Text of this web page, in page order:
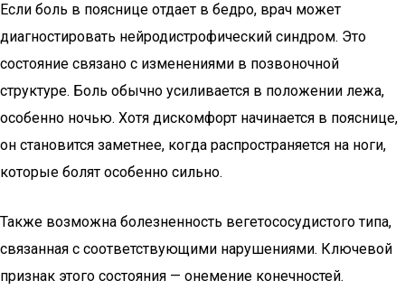
Если боль в пояснице отдает в бедро, врач может
диагностировать нейродистрофический синдром. Это
состояние связано с изменениями в позвоночной
структуре. Боль обычно усиливается в положении лежа,
особенно ночью. Хотя дискомфорт начинается в пояснице,
он становится заметнее, когда распространяется на ноги,
которые болят особенно сильно.
Также возможна болезненность вегетососудистого типа,
связанная с соответствующими нарушениями. Ключевой
признак этого состояния — онемение конечностей.